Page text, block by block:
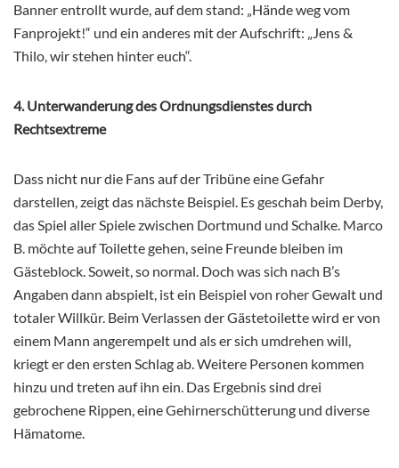
Banner entrollt wurde, auf dem stand: „Hände weg vom
Fanprojekt!“ und ein anderes mit der Aufschrift: „Jens &
Thilo, wir stehen hinter euch“.
4. Unterwanderung des Ordnungsdienstes durch
Rechtsextreme
Dass nicht nur die Fans auf der Tribüne eine Gefahr
darstellen, zeigt das nächste Beispiel. Es geschah beim Derby,
das Spiel aller Spiele zwischen Dortmund und Schalke. Marco
B. möchte auf Toilette gehen, seine Freunde bleiben im
Gästeblock. Soweit, so normal. Doch was sich nach B’s
Angaben dann abspielt, ist ein Beispiel von roher Gewalt und
totaler Willkür. Beim Verlassen der Gästetoilette wird er von
einem Mann angerempelt und als er sich umdrehen will,
kriegt er den ersten Schlag ab. Weitere Personen kommen
hinzu und treten auf ihn ein. Das Ergebnis sind drei
gebrochene Rippen, eine Gehirnerschütterung und diverse
Hämatome.